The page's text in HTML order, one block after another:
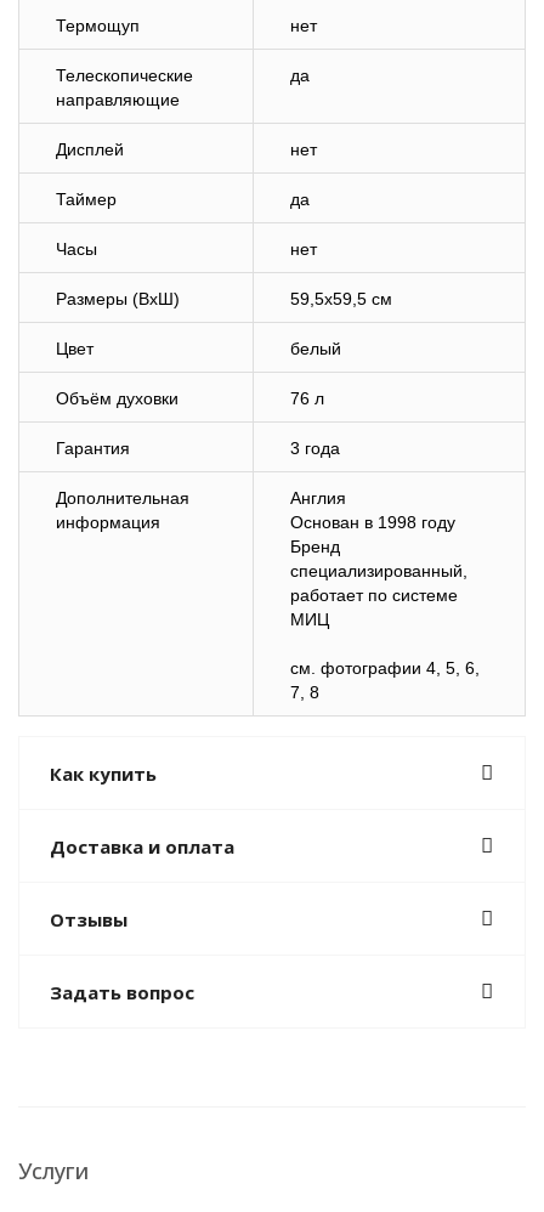
Термощуп нет
Телескопические
направляющие
да
Дисплей нет
Таймер да
Часы нет
Размеры (ВхШ) 59,5х59,5 см
Цвет белый
Объём духовки 76 л
Гарантия 3 года
Дополнительная
информация
Англия
Основан в 1998 году
Бренд
специализированный,
работает по системе
МИЦ
см. фотографии 4, 5, 6,
7, 8
Как купить
Доставка и оплата
Отзывы
Задать вопрос
Услуги